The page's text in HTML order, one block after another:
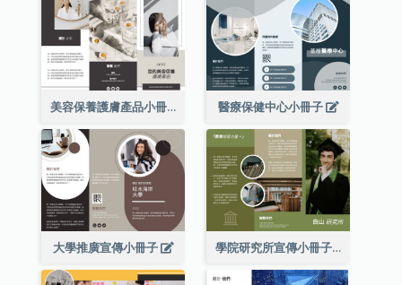
美容保養護膚產品小冊子 醫療保健中心小冊子
大學推廣宣傳小冊子 學院研究所宣傳小冊子